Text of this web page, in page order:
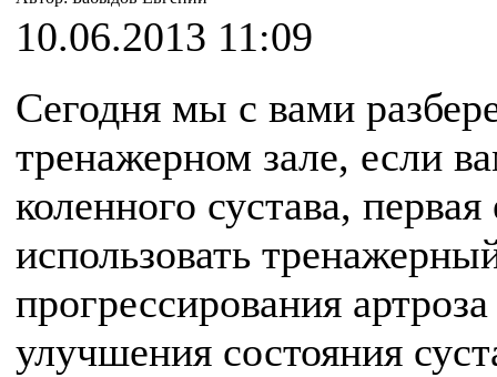
10.06.2013 11:09
Сегодня мы с вами
тренажерном зале, если
коленного сустава,
использовать
прогрессирования
улучшения состояния